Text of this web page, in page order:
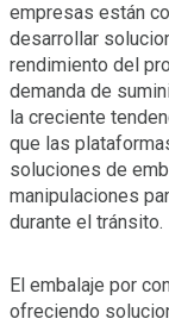
empresas están
desarrollar
rendimiento del
demanda de
la creciente
que las
soluciones de
manipulaciones
durante el tránsito.
El embalaje por
ofreciendo